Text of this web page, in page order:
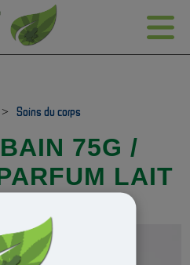
> Soins du corps
75G /
LAIT